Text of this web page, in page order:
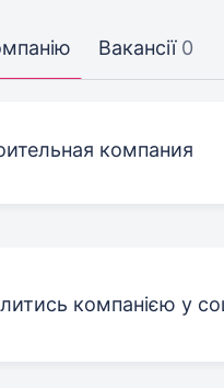
Вакансії 0
компания
компанією у